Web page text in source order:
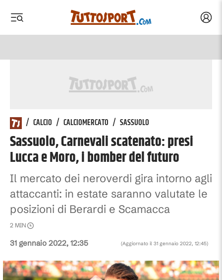
/ CALCIO / CALCIOMERCATO / SASSUOLO
Sassuolo, Carnevali scatenato: presi
Lucca e Moro, i bomber del futuro
Il mercato dei neroverdi gira intorno agli
attaccanti: in estate saranno valutate le
posizioni di Berardi e Scamacca
31 gennaio 2022, 12:35 (Aggiornato il 31 gennaio 2022, 12:45)
2 MIN